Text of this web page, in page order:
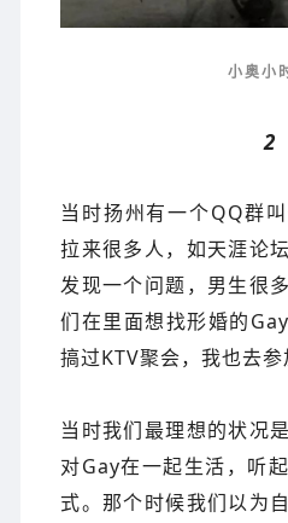
小奥小
2
当时扬州有一个QQ群
拉来很多人，如天涯论
发现一个问题，男生很
们在里面想找形婚的
搞过KTV聚会，我也去参
当时我们最理想的状况
对Gay在一起生活，听
式。那个时候我们以为